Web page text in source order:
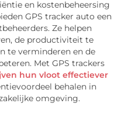
en kostenbeheersing
GPS tracker auto een
Ze helpen
de productiviteit te
te verminderen en de
Met GPS trackers
hun vloot effectiever
behalen in
omgeving.